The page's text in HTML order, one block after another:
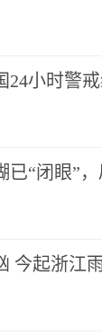
24小时警
已“闭眼”
今起浙江